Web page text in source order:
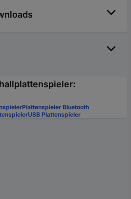
Plattenspieler Bluetooth
USB Plattenspieler